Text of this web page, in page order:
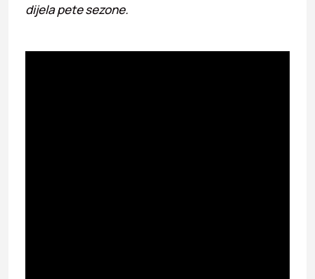
dijela pete sezone.